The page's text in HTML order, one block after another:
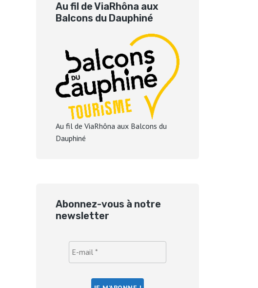
Au fil de ViaRhôna aux
Balcons du Dauphiné
Au fil de ViaRhôna aux Balcons du
Dauphiné
Abonnez-vous à notre
newsletter